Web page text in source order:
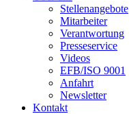
Stellenangebote
Mitarbeiter
Verantwortung
Presseservice
Videos
EFB/ISO 9001
Anfahrt
Newsletter
Kontakt